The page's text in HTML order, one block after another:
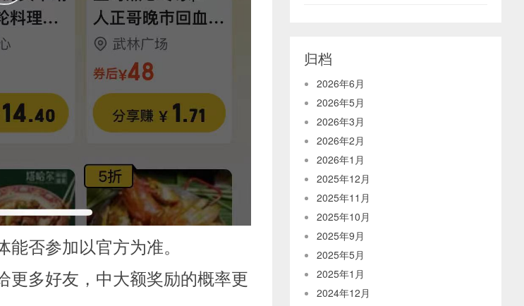
否参加以官方为准。
更多好友，中大额奖励的概率更
归档
2026年6月
2026年5月
2026年3月
2026年2月
2026年1月
2025年12月
2025年11月
2025年10月
2025年9月
2025年5月
2025年1月
2024年12月